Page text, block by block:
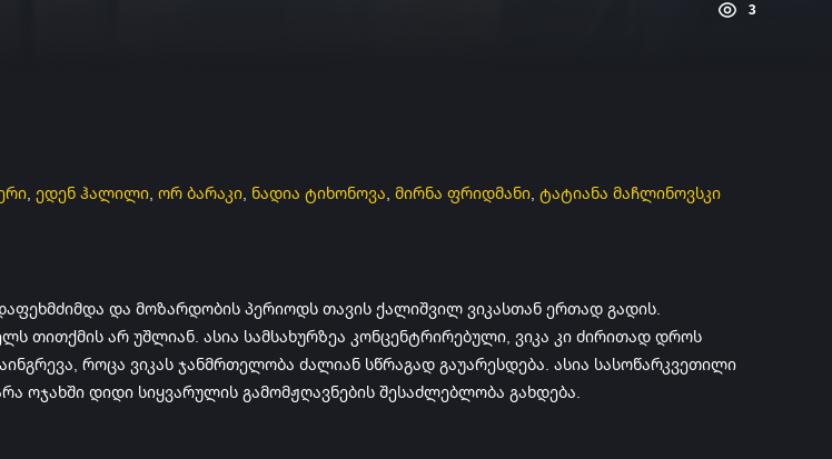
3
, ედენ ჰალილი, ორ ბარაკი, ნადია ტიხონოვა, მირნა ფრიდმანი, ტატიანა მაჩლინოვსკი
და მოზარდობის პერიოდს თავის ქალიშვილ ვიკასთან ერთად გადის.
თითქმის არ უშლიან. ასია სამსახურზეა კონცენტრირებული, ვიკა კი ძირითად დროს
როცა ვიკას ჯანმრთელობა ძალიან სწრაგად გაუარესდება. ასია სასოწარკვეთილი
ოჯახში დიდი სიყვარულის გამომჟღავნების შესაძლებლობა გახდება.